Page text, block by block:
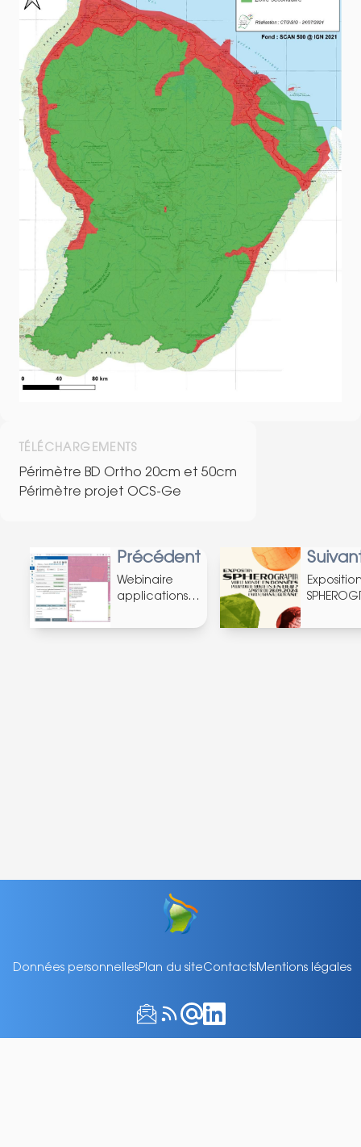
TÉLÉCHARGEMENTS
Périmètre BD Ortho 20cm et 50cm
Périmètre projet OCS-Ge
Précédent
Webinaire
applications
(25/06/2024)
09/2024)
Données personnellesPlan du siteContactsMentions légales